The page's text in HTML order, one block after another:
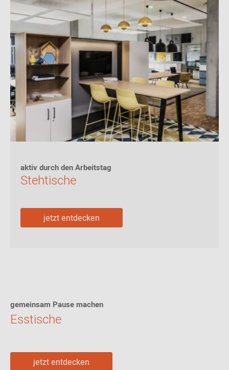
aktiv durch den Arbeitstag
Stehtische
jetzt entdecken
gemeinsam Pause machen
Esstische
jetzt entdecken